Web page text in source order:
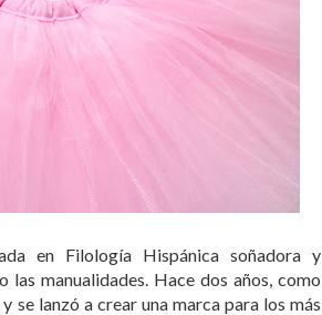
en Filología Hispánica soñadora y
las manualidades. Hace dos años, como
se lanzó a crear una marca para los más